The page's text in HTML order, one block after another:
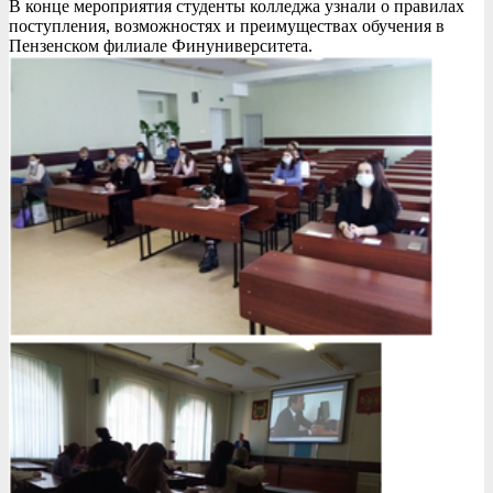
В конце мероприятия студенты колледжа узнали о правилах
поступления, возможностях и преимуществах обучения в
Пензенском филиале Финуниверситета.